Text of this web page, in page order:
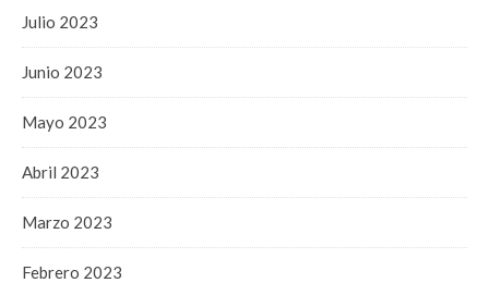
Julio 2023
Junio 2023
Mayo 2023
Abril 2023
Marzo 2023
Febrero 2023